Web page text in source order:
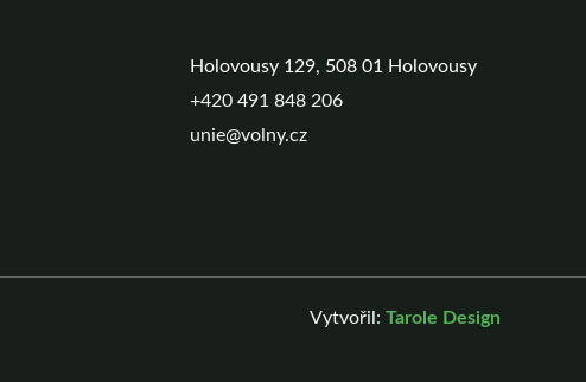
Holovousy 129, 508 01 Holovousy
+420 491 848 206
unie@volny.cz
Vytvořil: Tarole Design